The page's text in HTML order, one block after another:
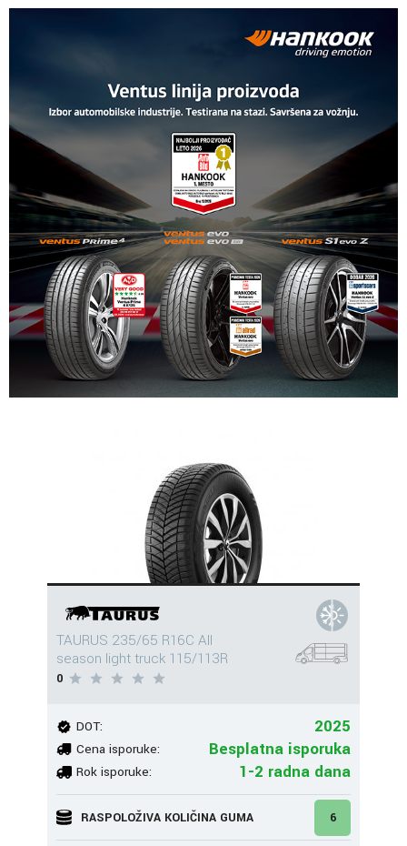
TAURUS 235/65 R16C All
season light truck 115/113R
0
DOT: 2025
Cena isporuke: Besplatna isporuka
Rok isporuke: 1-2 radna dana
RASPOLOŽIVA KOLIČINA GUMA 6